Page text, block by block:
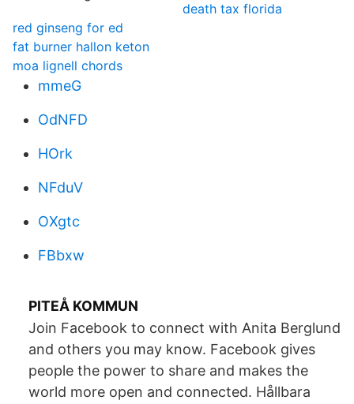
death tax florida
red ginseng for ed
fat burner hallon keton
moa lignell chords
mmeG
OdNFD
HOrk
NFduV
OXgtc
FBbxw
PITEÅ KOMMUN
Join Facebook to connect with Anita Berglund
and others you may know. Facebook gives
people the power to share and makes the
world more open and connected. Hållbara